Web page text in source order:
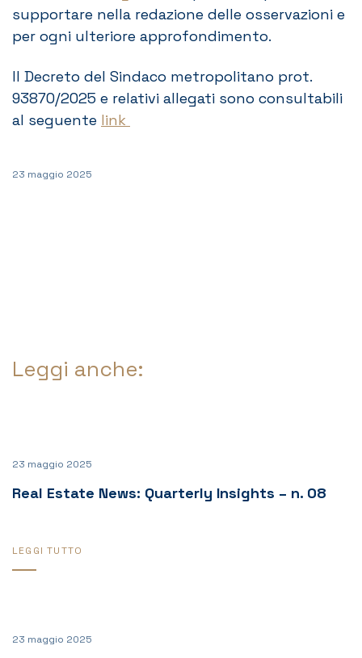
supportare nella redazione delle osservazioni e
per ogni ulteriore approfondimento.
Il Decreto del Sindaco metropolitano prot.
93870/2025 e relativi allegati sono consultabili
al seguente link
23 maggio 2025
Leggi anche:
23 maggio 2025
Real Estate News: Quarterly Insights – n. 08
LEGGI TUTTO
23 maggio 2025